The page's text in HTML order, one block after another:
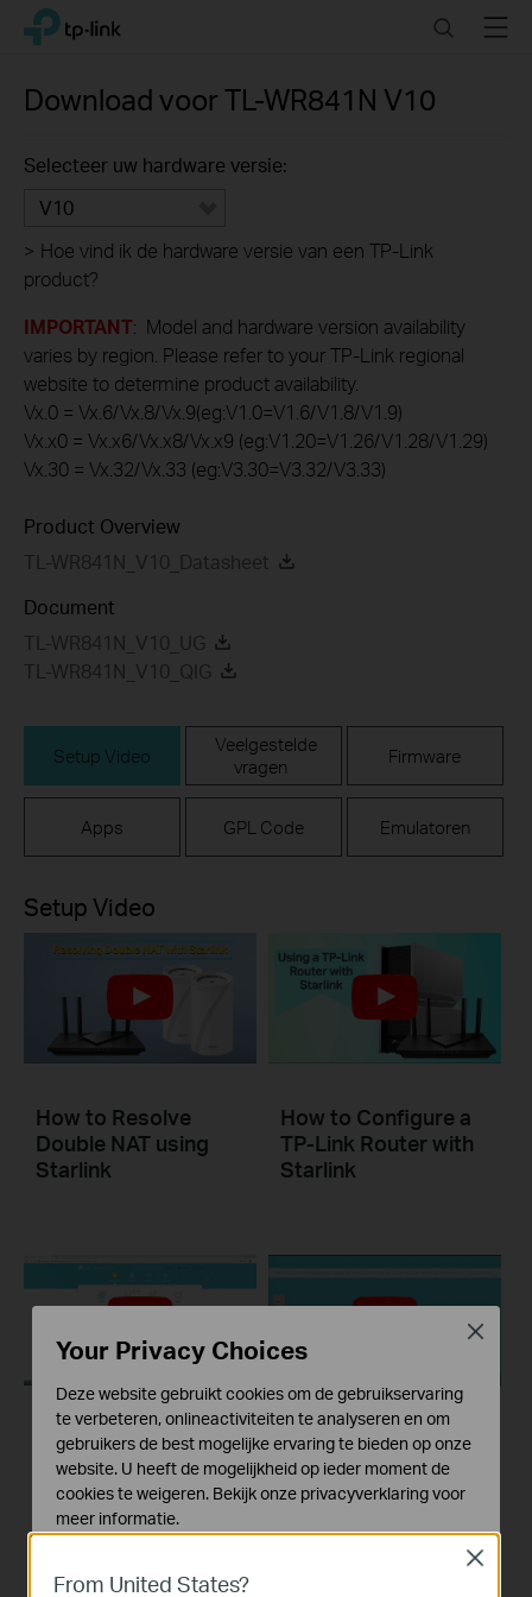
Click
navigation
TP-Link, Reliably Smart SearchMenu
Download voorTL-WR841N V10
Selecteer uw hardware versie:
V10
> Hoe vind ik de hardware versie van een TP-Link
product?
IMPORTANT: Model and hardware version availability
varies by region. Please refer to your TP-Link regional
website to determine product availability.
Vx.0 = Vx.6/Vx.8/Vx.9(eg:V1.0=V1.6/V1.8/V1.9)
Vx.x0 = Vx.x6/Vx.x8/Vx.x9 (eg:V1.20=V1.26/V1.28/V1.29)
Vx.30 = Vx.32/Vx.33 (eg:V3.30=V3.32/V3.33)
Product Overview
TL-WR841N_V10_Datasheet
Document
TL-WR841N_V10_UG
TL-WR841N_V10_QIG
Setup Video
Veelgestelde
vragen
Firmware
Apps GPL Code Emulatoren
Setup Video
How to Resolve
Double NAT using
Starlink
How to Configure a
TP-Link Router with
Starlink
How to Set up
Address
Reservation on TP-
Link Routers
Windows
What should I do if I
cannot access the
internet? - Using a
TP-Link router
From United States?
Close
Your Privacy Choices
Deze website gebruikt cookies om de gebruikservaring
te verbeteren, onlineactiviteiten te analyseren en om
gebruikers de best mogelijke ervaring te bieden op onze
website. U heeft de mogelijkheid op ieder moment de
cookies te weigeren. Bekijk onze privacyverklaringvoor
meer informatie.
Deze cookies zijn noodzakelijk voor de werking van de
Close